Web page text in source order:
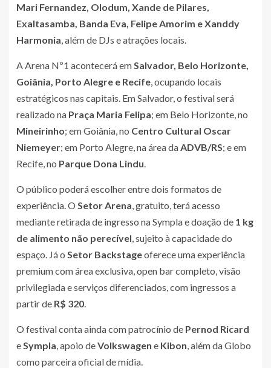
Mari Fernandez, Olodum, Xande de Pilares,
Exaltasamba, Banda Eva, Felipe Amorim e Xanddy
Harmonia , além de DJs e atrações locais.
A Arena Nº1 acontecerá em Salvador, Belo Horizonte,
Goiânia, Porto Alegre e Recife , ocupando locais
estratégicos nas capitais. Em Salvador, o festival será
realizado na Praça Maria Felipa; em Belo Horizonte, no
Mineirinho; em Goiânia, no Centro Cultural Oscar
Niemeyer; em Porto Alegre, na área da ADVB/RS; e em
Recife, no Parque Dona Lindu
O público poderá escolher entre dois formatos de
experiência. O Setor Arena , gratuito, terá acesso
mediante retirada de ingresso na Sympla e doação de 1 kg
de alimento não perecível , sujeito à capacidade do
espaço. Já o Setor Backstageoferece uma experiência
premium com área exclusiva, open bar completo, visão
privilegiada e serviços diferenciados, com ingressos a
partir de R$ 320
O festival conta ainda com patrocínio de Pernod Ricard
e Sympla , apoio deVolkswagen e Kibon , além da Globo
como parceira oficial de mídia.